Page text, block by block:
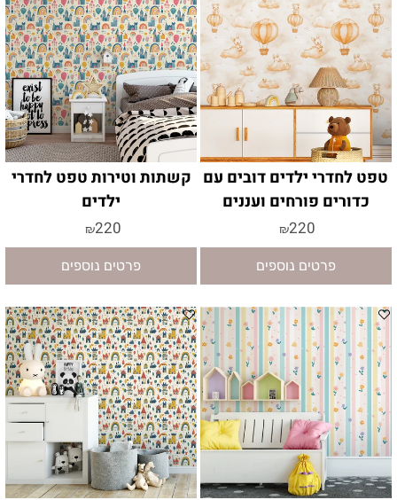
טפט לחדרי ילדים דובים עם
כדורים פורחים ועננים
₪220
פרטים נוספים
קשתות וטירות טפט לחדרי
ילדים
₪220
פרטים נוספים